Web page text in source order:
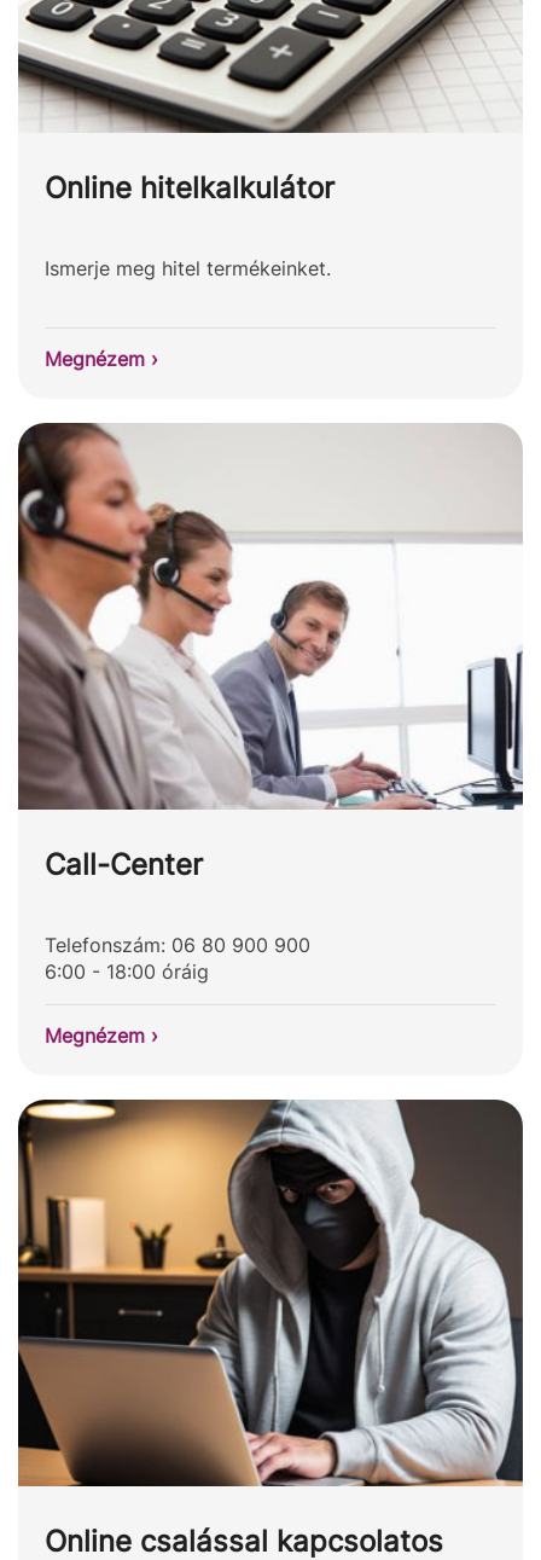
Online hitelkalkulátor
Ismerje meg hitel termékeinket.
Megnézem ›
Call-Center
Telefonszám: 06 80 900 900
6:00 - 18:00 óráig
Megnézem ›
Online csalással kapcsolatos